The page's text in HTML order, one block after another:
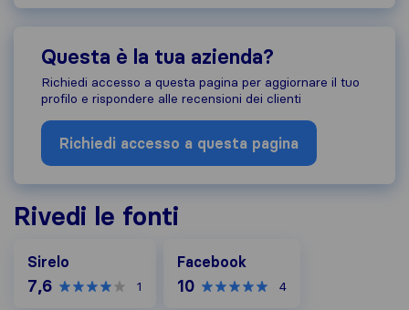
Questa è la tua azienda?
Richiedi accesso a questa pagina per aggiornare il tuo
profilo e rispondere alle recensioni dei clienti
Richiedi accesso a questa pagina
Rivedi le fonti
Sirelo
7,6 1
Facebook
10 4